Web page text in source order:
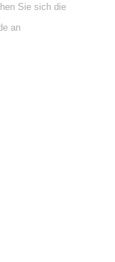
Sie sich die
an